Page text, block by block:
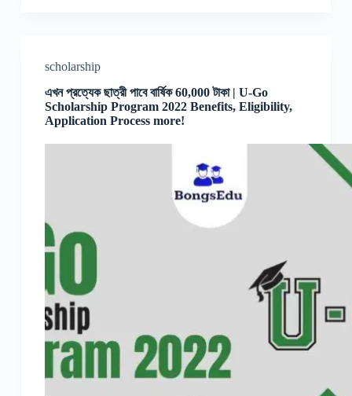
scholarship
এখন প্রত্যেক ছাত্রী পাবে বার্ষিক 60,000 টাকা | U-Go
Scholarship Program 2022 Benefits, Eligibility,
Application Process more!